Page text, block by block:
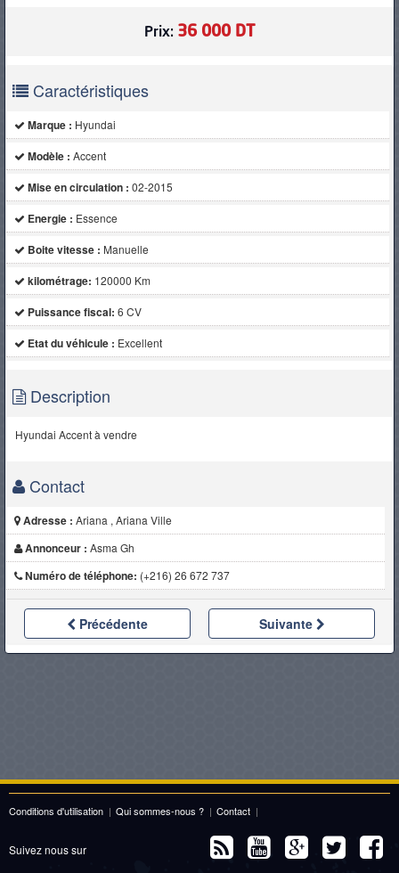
Prix: 36 000 DT
Caractéristiques
Marque : Hyundai
Modèle : Accent
Mise en circulation : 02-2015
Energie : Essence
Boite vitesse : Manuelle
kilométrage: 120000 Km
Puissance fiscal: 6 CV
Etat du véhicule : Excellent
Description
Hyundai Accent à vendre
Contact
Adresse : Ariana , Ariana Ville
Annonceur : Asma Gh
Numéro de téléphone: (+216) 26 672 737
Précédente Suivante
Conditions d'utilisation | Qui sommes-nous ? | Contact |
Suivez nous sur